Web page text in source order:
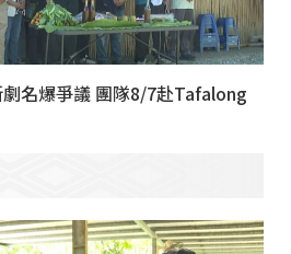
劇名爆爭議 團隊8/7赴Tafalong